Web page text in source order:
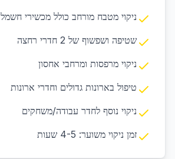
ניקוי מטבח מורחב כולל מכשירי חשמל
שטיפה ושפשוף של 2 חדרי רחצה
ניקוי מרפסות ומרחבי אחסון
טיפול בארונות גדולים וחדרי ארונות
ניקוי נוסף לחדר עבודה/משחקים
זמן ניקוי משוער: 4-5 שעות